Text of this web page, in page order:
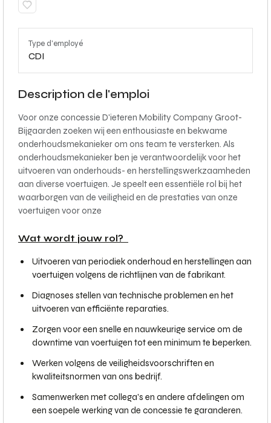
Type d'employé
CDI
Description de l'emploi
Voor onze concessie D'ieteren Mobility Company Groot-
Bijgaarden zoeken wij een enthousiaste en bekwame
onderhoudsmekanieker om ons team te versterken. Als
onderhoudsmekanieker ben je verantwoordelijk voor het
uitvoeren van onderhouds- en herstellingswerkzaamheden
aan diverse voertuigen. Je speelt een essentiële rol bij het
waarborgen van de veiligheid en de prestaties van onze
voertuigen voor onze
Wat wordt jouw rol?
Uitvoeren van periodiek onderhoud en herstellingen aan
voertuigen volgens de richtlijnen van de fabrikant.
Diagnoses stellen van technische problemen en het
uitvoeren van efficiënte reparaties.
Zorgen voor een snelle en nauwkeurige service om de
downtime van voertuigen tot een minimum te beperken.
Werken volgens de veiligheidsvoorschriften en
kwaliteitsnormen van ons bedrijf.
Samenwerken met collega's en andere afdelingen om
een soepele werking van de concessie te garanderen.